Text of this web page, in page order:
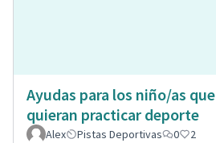
Ayudas para los niño/as que
quieran practicar deporte
Alex Pistas Deportivas 0 2